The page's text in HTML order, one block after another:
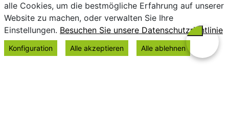
alle Cookies, um die bestmögliche Erfahrung auf unserer
Website zu machen, oder verwalten Sie Ihre
Einstellungen. Besuchen Sie unsere Datenschutzrichtlinie
Konfiguration Alle akzeptieren Alle ablehnen